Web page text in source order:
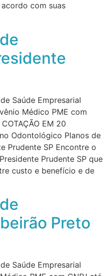
com suas
Saúde Empresarial
Médico PME com
EM 20
Odontológico Planos de
Prudente SP Encontre o
Prudente SP que
custo e benefício e de
Preto
Saúde Empresarial